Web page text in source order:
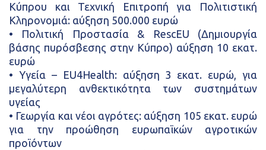
Κύπρου και Τεχνική Επιτροπή για Πολιτιστική
Κληρονομιά: αύξηση 500.000 ευρώ
•
Πολιτική Προστασία & RescEU (Δημιουργία
βάσης πυρόσβεσης στην Κύπρο) αύξηση 10 εκατ.
ευρώ
• Υγεία – EU4Health: αύξηση 3 εκατ. ευρώ, για
μεγαλύτερη ανθεκτικότητα των συστημάτων
υγείας
• Γεωργία και νέοι αγρότες: αύξηση 105 εκατ. ευρώ
για την προώθηση ευρωπαϊκών αγροτικών
προϊόντων